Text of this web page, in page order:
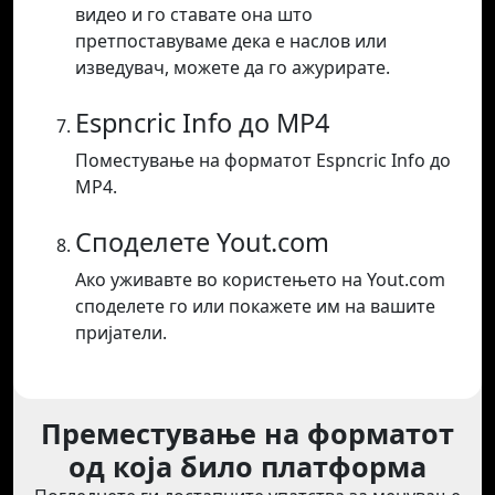
видео и го ставате она што
претпоставуваме дека е наслов или
изведувач, можете да го ажурирате.
Espncric Info до MP4
Поместување на форматот Espncric Info до
MP4.
Споделете Yout.com
Ако уживавте во користењето на Yout.com
споделете го или покажете им на вашите
пријатели.
Преместување на форматот
од која било платформа